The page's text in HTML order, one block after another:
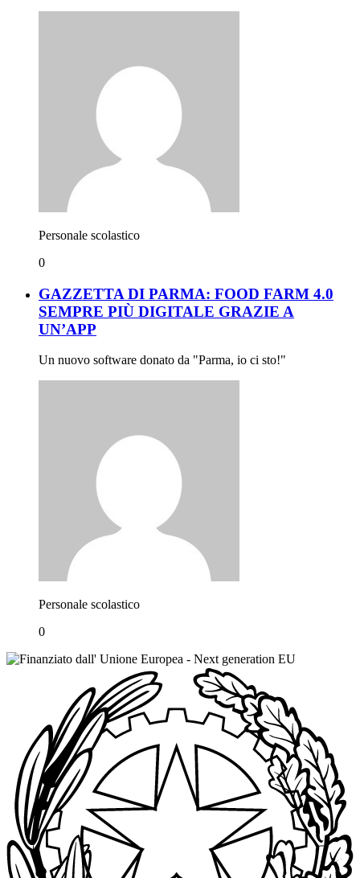
Personale scolastico
0
GAZZETTA DI PARMA: FOOD FARM 4.0
SEMPRE PIÙ DIGITALE GRAZIE A
UN’APP
Un nuovo software donato da "Parma, io ci sto!"
Personale scolastico
0